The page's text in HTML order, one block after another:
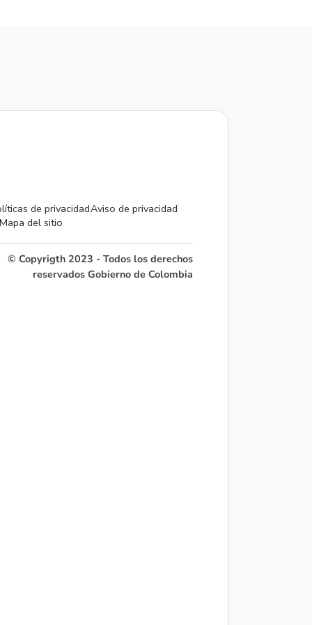
de privacidadAviso de privacidad
Mapa del sitio
© Copyrigth 2023 - Todos los derechos
reservados Gobierno de Colombia